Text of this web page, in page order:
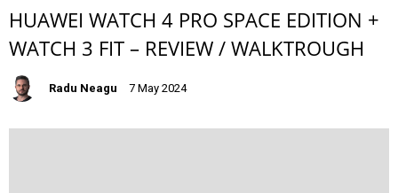
HUAWEI WATCH 4 PRO SPACE EDITION +
WATCH 3 FIT – REVIEW / WALKTROUGH
Radu Neagu 7 May 2024